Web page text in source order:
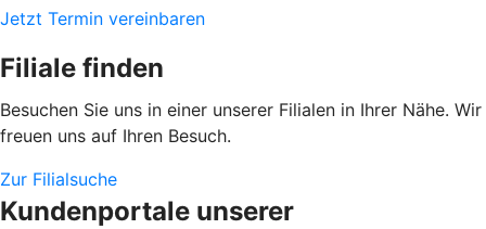
Jetzt Termin vereinbaren
Filiale finden
Besuchen Sie uns in einer unserer Filialen in Ihrer Nähe. Wir
freuen uns auf Ihren Besuch.
Zur Filialsuche
Kundenportale unserer